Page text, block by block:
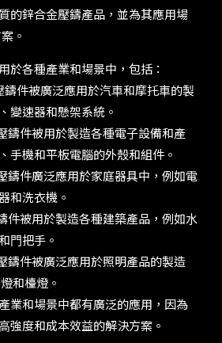
的鋅合⾦壓鑄產品，並為其應⽤場
。
於各種產業和場景中，包括：
鑄件被廣泛應⽤於汽⾞和摩托⾞的製
變速器和懸架系統。
鑄件被⽤於製造各種電⼦設備和產
⼿機和平板電腦的外殼和組件。
鑄件廣泛應⽤於家庭器具中，例如電
和洗衣機。
件被⽤於製造各種建築產品，例如⽔
⾨把⼿。
鑄件被廣泛應⽤於照明產品的製造
和檯燈。
業和場景中都有廣泛的應⽤，因為
強度和成本效益的解決⽅案。